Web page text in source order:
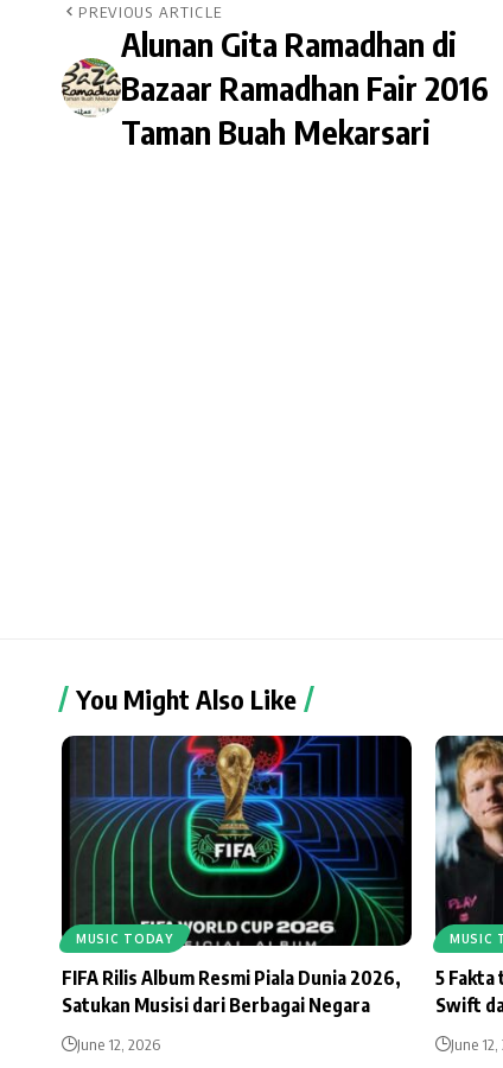
PREVIOUS ARTICLE
Alunan Gita Ramadhan di
Bazaar Ramadhan Fair 2016
Taman Buah Mekarsari
You Might Also Like
MUSIC TODAY
FIFA Rilis Album Resmi Piala Dunia 2026,
Satukan Musisi dari Berbagai Negara
June 12, 2026
MUSIC
5
Swift
June